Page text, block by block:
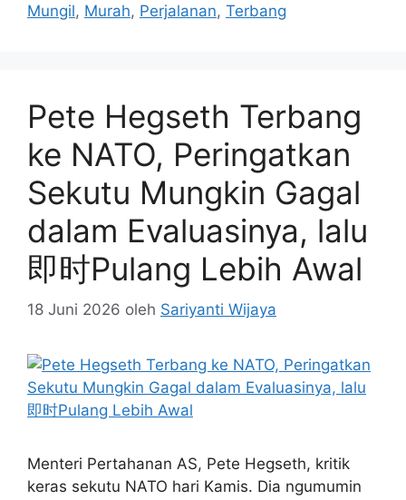
Mungil, Murah, Perjalanan, Terbang
Pete Hegseth Terbang
ke NATO, Peringatkan
Sekutu Mungkin Gagal
dalam Evaluasinya, lalu
即时Pulang Lebih Awal
18 Juni 2026 oleh Sariyanti Wijaya
Menteri Pertahanan AS, Pete Hegseth, kritik
keras sekutu NATO hari Kamis. Dia ngumumin